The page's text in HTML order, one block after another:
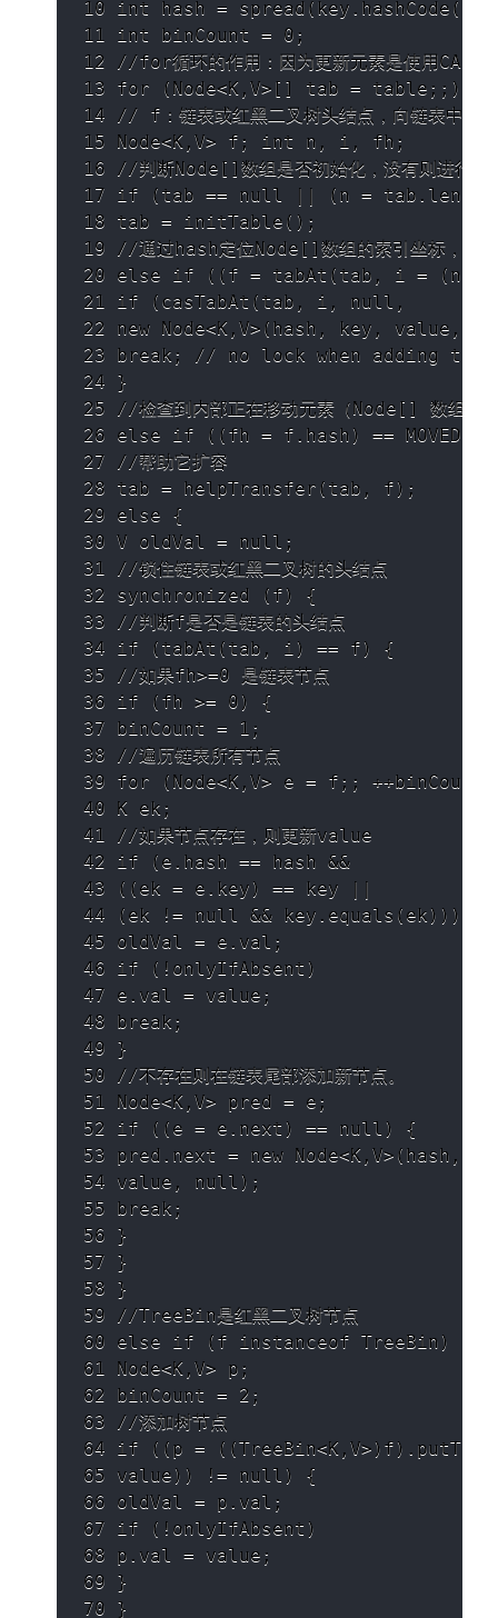
10 int hash = spread(key.hashCode());
11 int binCount = 0;
12 //for循环的作⽤：因为更新元素是使⽤CAS机
13 for (Node<K,V>[] tab = table;;) {
14 // f：链表或红⿊⼆叉树头结点，向链表中添
15 Node<K,V> f; int n, i, fh;
16 //判断Node[]数组是否初始化，没有则进⾏初
17 if (tab == null || (n =
18 tab = initTable();
19 //通过hash定位Node[]数组的索引坐标，是否
20 else if ((f = tabAt(tab, i = (n -
21 if (casTabAt(tab, i, null,
22 new Node<K,V>(hash, key, value,
23 break; // no lock when adding to
24 }
25 //检查到内部正在移动元素（Node[] 数组扩
26 else if ((fh = f.hash) == MOVED)
27 //帮助它扩容
28 tab = helpTransfer(tab, f);
29 else {
30 V oldVal = null;
31 //锁住链表或红⿊⼆叉树的头结点
32 synchronized (f) {
33 //判断f是否是链表的头结点
34 if (tabAt(tab, i) == f) {
35 //如果fh>=0 是链表节点
36 if (fh >= 0) {
37 binCount = 1;
38 //遍历链表所有节点
39 for (Node<K,V> e = f;;
40 K ek;
41 //如果节点存在，则更新value
42 if (e.hash == hash &&
43 ((ek = e.key) == key ||
44 (ek != null && key.equals(ek)))) {
45 oldVal = e.val;
46 if (!onlyIfAbsent)
47 e.val = value;
48 break;
49 }
50 //不存在则在链表尾部添加新节点。
51 Node<K,V> pred = e;
52 if ((e = e.next) == null) {
53 pred.next = new Node<K,V>(hash,
54 value, null);
55 break;
56 }
57 }
58 }
59 //TreeBin是红⿊⼆叉树节点
60 else if (f instanceof TreeBin) {
61 Node<K,V> p;
62 binCount = 2;
63 //添加树节点
64 if ((p =
65 value)) != null) {
66 oldVal = p.val;
67 if (!onlyIfAbsent)
68 p.val = value;
69 }
70 }